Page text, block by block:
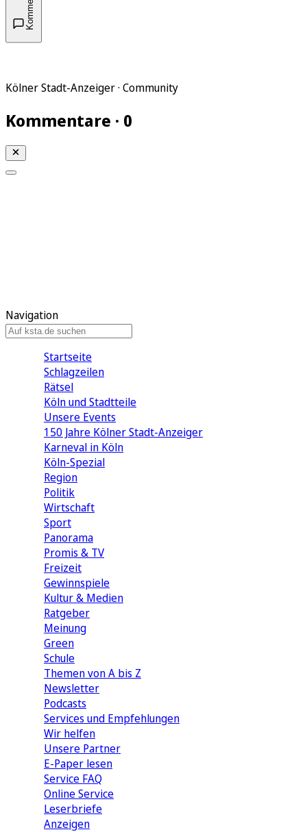
Kölner Stadt-Anzeiger · Community
Kommentare · 0
Navigation
Startseite
Schlagzeilen
Rätsel
Köln und Stadtteile
Unsere Events
150 Jahre Kölner Stadt-Anzeiger
Karneval in Köln
Köln-Spezial
Region
Politik
Wirtschaft
Sport
Panorama
Promis & TV
Freizeit
Gewinnspiele
Kultur & Medien
Ratgeber
Meinung
Green
Schule
Themen von A bis Z
Newsletter
Podcasts
Services und Empfehlungen
Wir helfen
Unsere Partner
E-Paper lesen
Service FAQ
Online Service
Leserbriefe
Anzeigen